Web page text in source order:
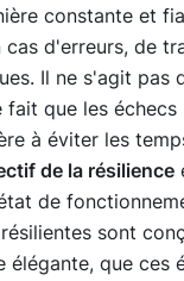
constante et
cas d'erreurs, de
Il ne s'agit pas
fait que les
à éviter les
de la résilience
de
sont
élégante, que ces